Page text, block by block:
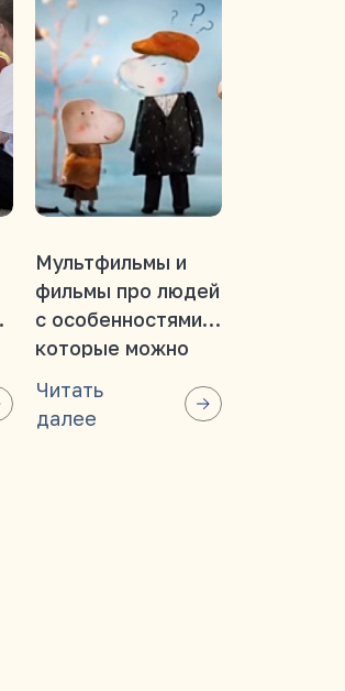
Мультфильмы и
фильмы про людей
с особенностями,
которые можно
семьей
Читать
далее